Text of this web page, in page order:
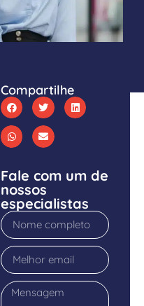
Compartilhe
Fale com um de
nossos
especialistas